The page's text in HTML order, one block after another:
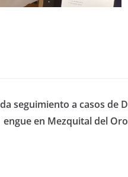
seguimiento a casos de D
engue en Mezquital del Oro